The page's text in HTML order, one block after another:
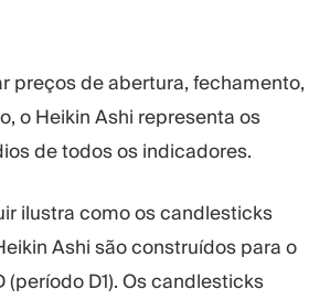
preços de abertura, fechamento,
o Heikin Ashi representa os
de todos os indicadores.
ilustra como os candlesticks
Ashi são construídos para o
(período D1). Os candlesticks